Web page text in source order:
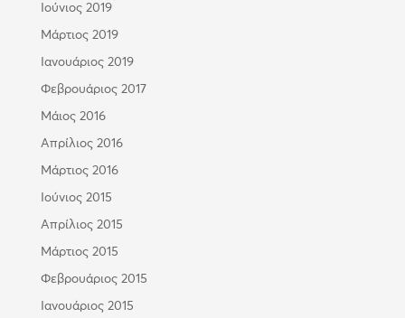
Ιούνιος 2019
Μάρτιος 2019
Ιανουάριος 2019
Φεβρουάριος 2017
Μάιος 2016
Απρίλιος 2016
Μάρτιος 2016
Ιούνιος 2015
Απρίλιος 2015
Μάρτιος 2015
Φεβρουάριος 2015
Ιανουάριος 2015